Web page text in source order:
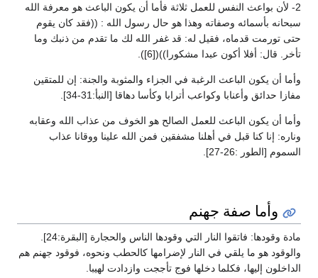
2- لأن بواعث النفس للعمل ثلاثة فأما أن يكون الباعث هو معرفة الله
سبحانه بأسمائه وصفاته وهذا هو حال رسول الله : ((فقد كان يقوم
حتى تورمت قدماه، فقيل له: قد غفر الله لك ما تقدم من ذنبك وما
تأخر. قال: أفلا أكون عبدا مشكورا))([6]).
وأما أن يكون الباعث الرغبة في الجزاء والمثوبة والجنة: إن للمتقين
مفازا حدائق وأعنابا وكواعب أترابا وكأسا دهاقا [النبأ:31-34].
وأما أن يكون الباعث للعمل الصالح هو الخوف من عذاب الله وعقابه
وناره: إنا كنا قبل في أهلنا مشفقين فمن الله علينا ووقانا عذاب
السموم [الطور :26-27].
وأما صفة جهنم
مادة وقودها: فاتقوا النار التي وقودها الناس والحجارة [البقرة:24].
والوقود هو ما يلقي في النار لإضرامها كالحطب ونحوه، فوقود جهنم هم
الداخلون إليها، فكلما دخلها فوج تأججت وازدادت لهيبا.